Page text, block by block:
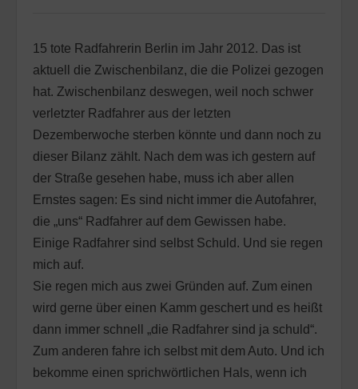
15 tote Radfahrerin Berlin im Jahr 2012. Das ist
aktuell die Zwischenbilanz, die die Polizei gezogen
hat. Zwischenbilanz deswegen, weil noch schwer
verletzter Radfahrer aus der letzten
Dezemberwoche sterben könnte und dann noch zu
dieser Bilanz zählt. Nach dem was ich gestern auf
der Straße gesehen habe, muss ich aber allen
Ernstes sagen: Es sind nicht immer die Autofahrer,
die „uns“ Radfahrer auf dem Gewissen habe.
Einige Radfahrer sind selbst Schuld. Und sie regen
mich auf.
Sie regen mich aus zwei Gründen auf. Zum einen
wird gerne über einen Kamm geschert und es heißt
dann immer schnell „die Radfahrer sind ja schuld“.
Zum anderen fahre ich selbst mit dem Auto. Und ich
bekomme einen sprichwörtlichen Hals, wenn ich